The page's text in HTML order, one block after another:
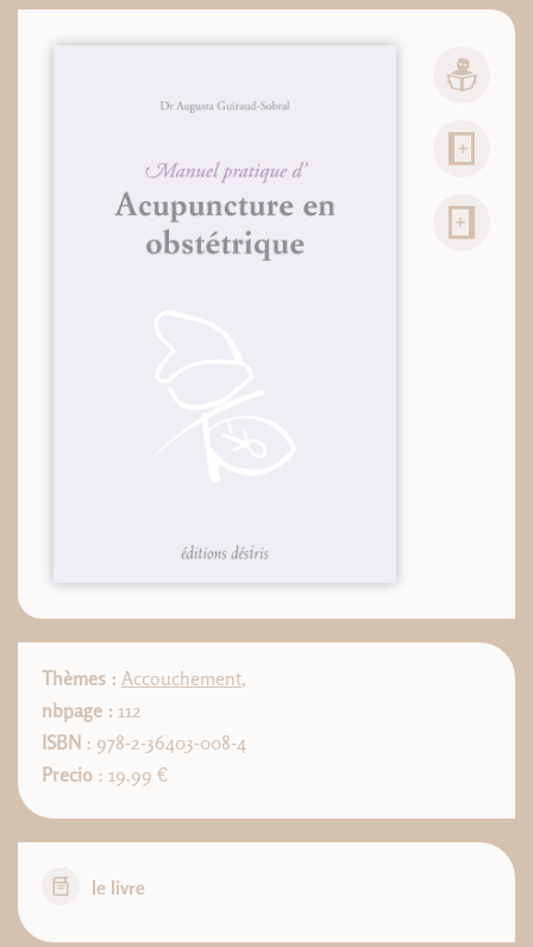
Thèmes : Accouchement,
nbpage : 112
ISBN : 978-2-36403-008-4
Precio : 19.99 €
le livre